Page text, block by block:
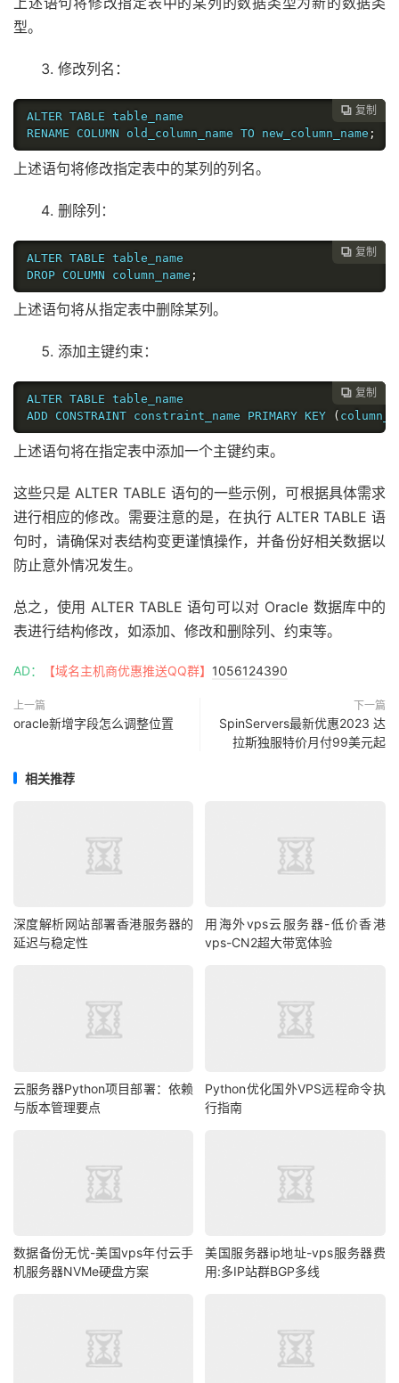
型。
修改列名：
 复制
ALTER TABLE table_name
RENAME COLUMN old_column_name TO new_column_name ;
上述语句将修改指定表中的某列的列名。
删除列：
 复制
ALTER TABLE table_name
DROP COLUMN column_name ;
上述语句将从指定表中删除某列。
添加主键约束：
 复制
ALTER TABLE table_name
ADD CONSTRAINT constraint_name PRIMARY KEY
(
上述语句将在指定表中添加一个主键约束。
这些只是 ALTER TABLE 语句的一些示例，可根据具体需求
进行相应的修改。需要注意的是，在执行 ALTER TABLE 语
句时，请确保对表结构变更谨慎操作，并备份好相关数据以
防止意外情况发生。
总之，使用 ALTER TABLE 语句可以对 Oracle 数据库中的
表进行结构修改，如添加、修改和删除列、约束等。
AD： 【域名主机商优惠推送QQ群】 1056124390
上一篇
oracle新增字段怎么调整位置
下一篇
SpinServers最新优惠2023 达
拉斯独服特价月付99美元起
相关推荐
深度解析网站部署香港服务器的
延迟与稳定性
用海外vps云服务器-低价香港
vps-CN2超大带宽体验
云服务器Python项目部署：依赖
与版本管理要点
Python优化国外VPS远程命令执
行指南
数据备份无忧-美国vps年付云手
机服务器NVMe硬盘方案
美国服务器ip地址-vps服务器费
用:多IP站群BGP多线